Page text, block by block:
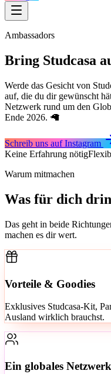
Ambassadors
Bring Studcasa
Werde das Gesicht von
auf, die du dir gewünscht
Netzwerk rund um den
Ende 2026. 🦙
Schreib uns auf Instagram
Keine Erfahrung nötig
Warum mitmachen
Was für dich
Das geht in beide
machen es dir wert.
Vorteile & Goodies
Exklusives Studcasa-Kit,
Ausland wirklich brauchst.
Ein globales Netzwerk